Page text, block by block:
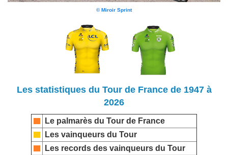
© Miroir Sprint
Les statistiques du Tour de France de 1947 à
2026
Le palmarès du Tour de France
Les vainqueurs du Tour
Les records des vainqueurs du Tour